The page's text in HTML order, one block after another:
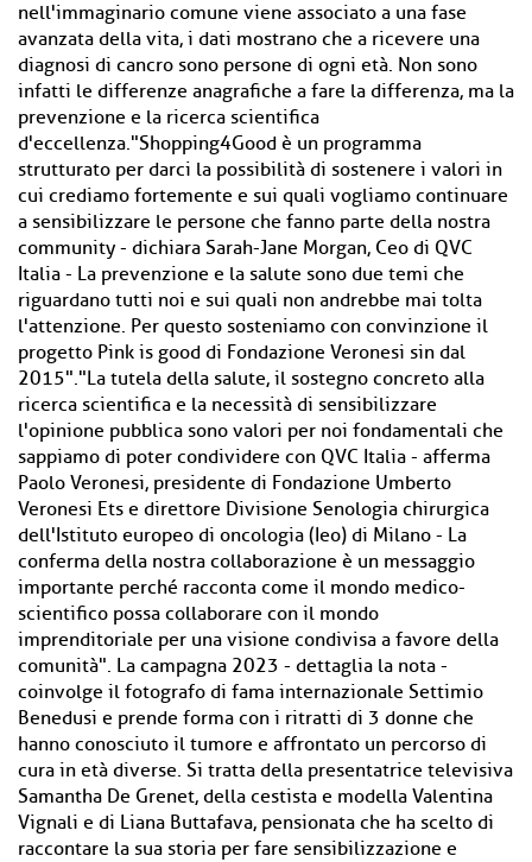
nell'immaginario comune viene associato a una fase
avanzata della vita, i dati mostrano che a ricevere una
diagnosi di cancro sono persone di ogni età. Non sono
infatti le differenze anagrafiche a fare la differenza, ma la
prevenzione e la ricerca scientifica
d'eccellenza."Shopping4Good è un programma
strutturato per darci la possibilità di sostenere i valori in
cui crediamo fortemente e sui quali vogliamo continuare
a sensibilizzare le persone che fanno parte della nostra
community - dichiara Sarah-Jane Morgan, Ceo di QVC
Italia - La prevenzione e la salute sono due temi che
riguardano tutti noi e sui quali non andrebbe mai tolta
l'attenzione. Per questo sosteniamo con convinzione il
progetto Pink is good di Fondazione Veronesi sin dal
2015"."La tutela della salute, il sostegno concreto alla
ricerca scientifica e la necessità di sensibilizzare
l'opinione pubblica sono valori per noi fondamentali che
sappiamo di poter condividere con QVC Italia - afferma
Paolo Veronesi, presidente di Fondazione Umberto
Veronesi Ets e direttore Divisione Senologia chirurgica
dell'Istituto europeo di oncologia (Ieo) di Milano - La
conferma della nostra collaborazione è un messaggio
importante perché racconta come il mondo medico-
scientifico possa collaborare con il mondo
imprenditoriale per una visione condivisa a favore della
comunità". La campagna 2023 - dettaglia la nota -
coinvolge il fotografo di fama internazionale Settimio
Benedusi e prende forma con i ritratti di 3 donne che
hanno conosciuto il tumore e affrontato un percorso di
cura in età diverse. Si tratta della presentatrice televisiva
Samantha De Grenet, della cestista e modella Valentina
Vignali e di Liana Buttafava, pensionata che ha scelto di
raccontare la sua storia per fare sensibilizzazione e